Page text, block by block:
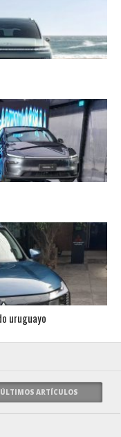
uruguayo
ÚLTIMOS ARTÍCULOS